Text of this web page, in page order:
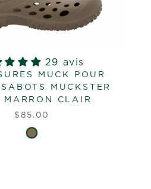
29 avis
MUCK POUR
MUCKSTER
MARRON CLAIR
$85.00